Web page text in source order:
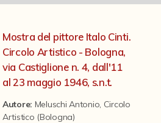
Mostra del pittore Italo Cinti.
Circolo Artistico - Bologna,
via Castiglione n. 4, dall'11
al 23 maggio 1946, s.n.t.
Autore: Meluschi Antonio Circolo
Artistico (Bologna)